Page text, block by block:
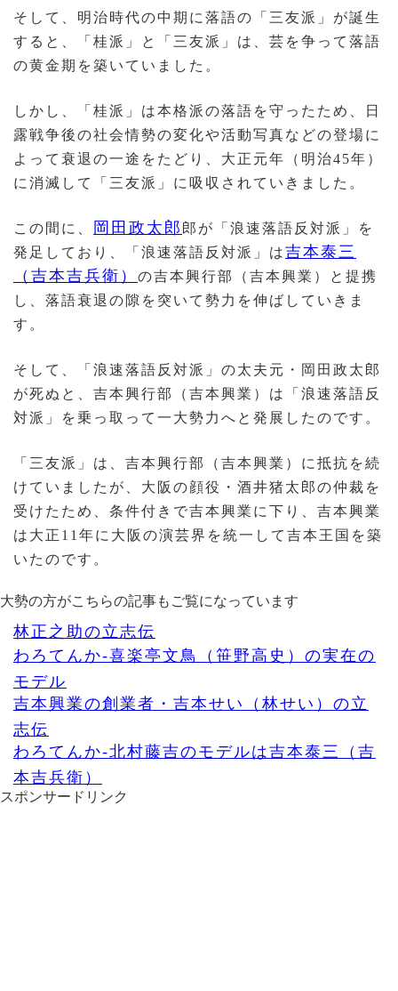
そして、明治時代の中期に落語の「三友派」が誕生
すると、「桂派」と「三友派」は、芸を争って落語
の黄金期を築いていました。
しかし、「桂派」は本格派の落語を守ったため、日
露戦争後の社会情勢の変化や活動写真などの登場に
よって衰退の一途をたどり、大正元年（明治45年）
に消滅して「三友派」に吸収されていきました。
この間に、 岡田政太郎 郎が「浪速落語反対派」を
発足しており、「浪速落語反対派」は吉本泰三
（吉本吉兵衛） の吉本興行部（吉本興業）と提携
し、落語衰退の隙を突いて勢力を伸ばしていきま
す。
そして、「浪速落語反対派」の太夫元・岡田政太郎
が死ぬと、吉本興行部（吉本興業）は「浪速落語反
対派」を乗っ取って一大勢力へと発展したのです。
「三友派」は、吉本興行部（吉本興業）に抵抗を続
けていましたが、大阪の顔役・酒井猪太郎の仲裁を
受けたため、条件付きで吉本興業に下り、吉本興業
は大正11年に大阪の演芸界を統一して吉本王国を築
いたのです。
大勢の方がこちらの記事もご覧になっています
林正之助の立志伝
わろてんか-喜楽亭文鳥（笹野高史）の実在の
モデル
吉本興業の創業者・吉本せい（林せい）の立
志伝
わろてんか-北村藤吉のモデルは吉本泰三（吉
本吉兵衛）
スポンサードリンク